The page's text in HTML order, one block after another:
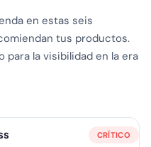
en estas seis
tus productos.
para la visibilidad en la era
CRÍTICO